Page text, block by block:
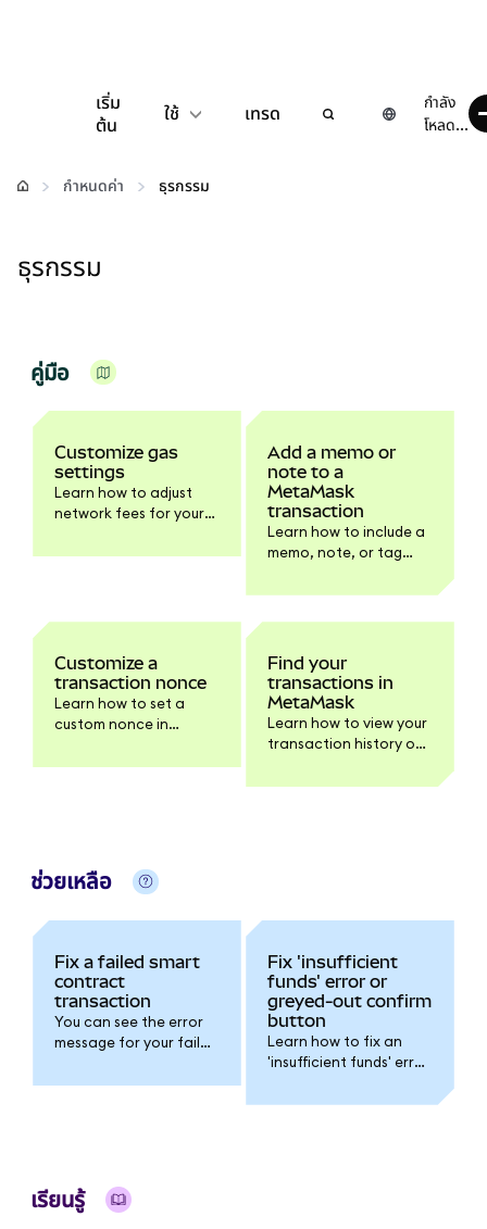
เริ่ม
ต้น
ใช้
กำหนดค่า
รักษาความปลอดภัย
เทรด
กำลัง
โหลด...
กำหนดค่า ธุรกรรม
ธุรกรรม
คู่มือ
Customize gas
settings
Learn how to adjust
network fees for your
MetaMask.
Add a memo or
note to a
MetaMask
transaction
Learn how to include a
memo, note, or tag
transaction.
Customize a
transaction nonce
Learn how to set a
custom nonce in
help speeding up or
Find your
transactions in
MetaMask
Learn how to view your
transaction history on
block explorers.
ช่วยเหลือ
Fix a failed smart
contract
transaction
You can see the error
message for your failed
transaction hash/ID.
Fix 'insufficient
funds' error or
greyed-out confirm
button
Learn how to fix an
'insufficient funds' error
confirm button.
เรียนรู้